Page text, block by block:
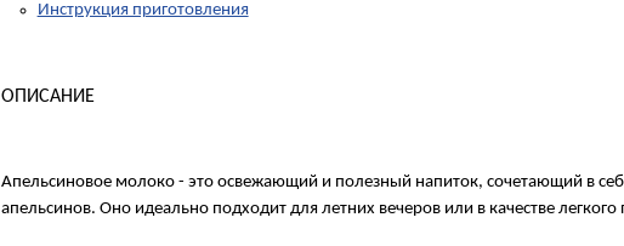
Инструкция приготовления
ОПИСАНИЕ
Апельсиновое молоко - это освежающий и полезный напиток, сочетающий в
апельсинов. Оно идеально подходит для летних вечеров или в качестве легкого